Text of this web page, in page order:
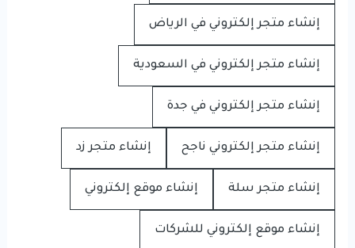
إنشاء متجر إلكتروني في الرياض
إنشاء متجر إلكتروني في السعودية
إنشاء متجر إلكتروني في جدة
إنشاء متجر إلكتروني ناجح إنشاء متجر زد
إنشاء متجر سلة إنشاء موقع إلكتروني
إنشاء موقع إلكتروني للشركات